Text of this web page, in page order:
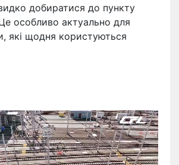
добиратися до пункту
особливо актуально для
які щодня користуються